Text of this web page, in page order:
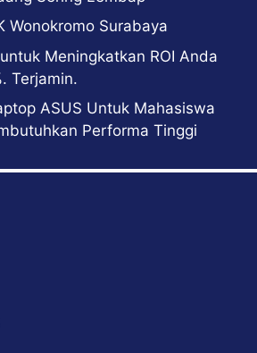
Wonokromo Surabaya
Meningkatkan ROI Anda
Terjamin.
ASUS Untuk Mahasiswa
Performa Tinggi